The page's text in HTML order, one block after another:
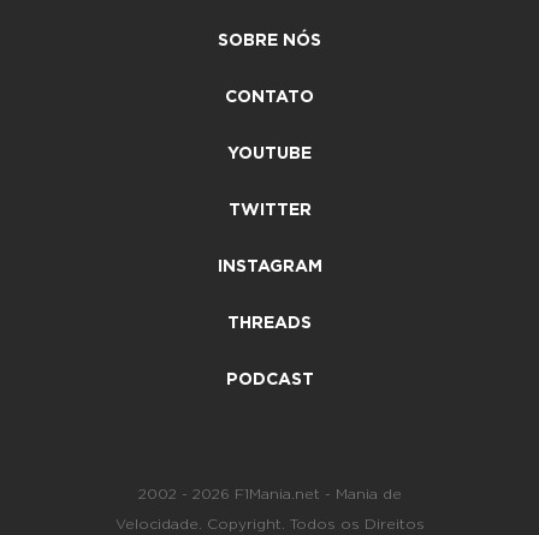
SOBRE NÓS
CONTATO
YOUTUBE
TWITTER
INSTAGRAM
THREADS
PODCAST
2002 - 2026 F1Mania.net - Mania de
Velocidade. Copyright. Todos os Direitos